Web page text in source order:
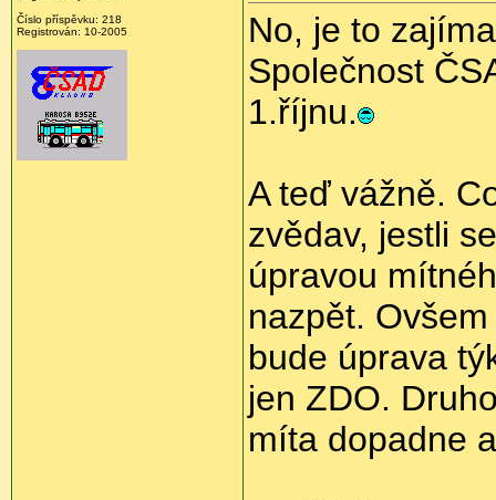
Číslo příspěvku: 218
Registrován: 10-2005
No, je to
Společnost
1.říjnu.
A teď vážně.
zvědav, jestli
úpravou
nazpět.
bude úprava
jen ZDO.
míta dopadne